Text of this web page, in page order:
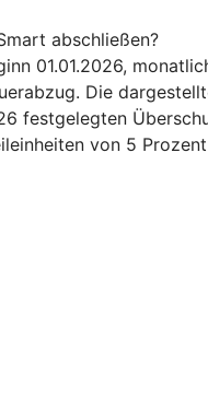
abschließen?
01.01.2026,
Die
festgelegten
von 5